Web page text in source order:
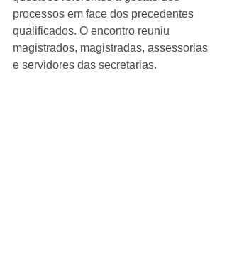
processos em face dos precedentes
qualificados. O encontro reuniu
magistrados, magistradas, assessorias
e servidores das secretarias.